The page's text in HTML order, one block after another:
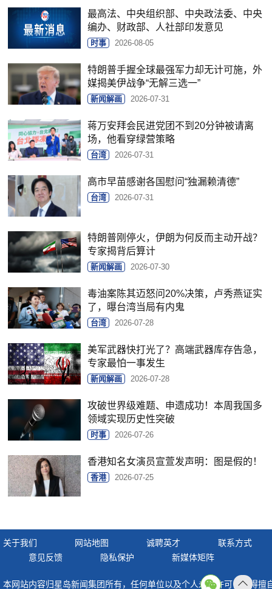
最高法、中央组织部、中央政法委、中央
编办、财政部、人社部印发意见
时事 2026-08-05
特朗普手握全球最强军力却无计可施，外
媒揭美伊战争“无解三选一”
新闻解画 2026-07-31
蒋万安拜会民进党团不到20分钟被请离
场，他看穿绿营策略
台湾 2026-07-31
高市早苗感谢各国慰问“独漏赖清德”
台湾 2026-07-31
特朗普刚停火，伊朗为何反而主动开战？
专家揭背后算计
新闻解画 2026-07-30
毒油案陈其迈怒问20%决策，卢秀燕证实
了，曝台湾当局有内鬼
台湾 2026-07-28
美军武器快打光了？高端武器库存告急，
专家最怕一事发生
新闻解画 2026-07-28
攻破世界级难题、申遗成功！本周我国多
领域实现历史性突破
时事 2026-07-26
香港知名女演员宣萱发声明：图是假的！
香港 2026-07-25
关于我们 网站地图 诚聘英才
联系方式
意见反馈
隐私保护 新媒体矩阵
本网站内容归星岛新闻集团所有，任何单位以及个人未经许可，不得擅